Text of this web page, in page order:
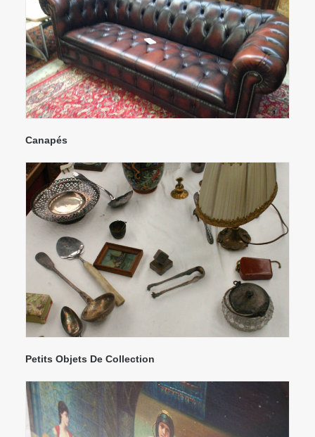
Canapés
Petits Objets De Collection